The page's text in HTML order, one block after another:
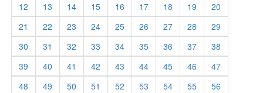
12
13 14 15 16 17 18 19
20
21
22 23 24 25 26 27 28
29
30
31 32 33 34 35 36 37
38
39
40 41 42 43 44 45 46
47
48
49 50 51 52 53 54 55
56